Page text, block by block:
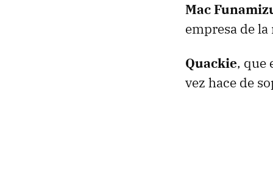
Mac
empresa de la
Quackie, que
vez hace de